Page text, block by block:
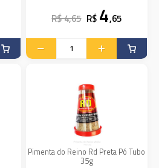
R$ 4,65 R$ 4,65
Pimenta do Reino Rd Preta Pó Tubo
35g